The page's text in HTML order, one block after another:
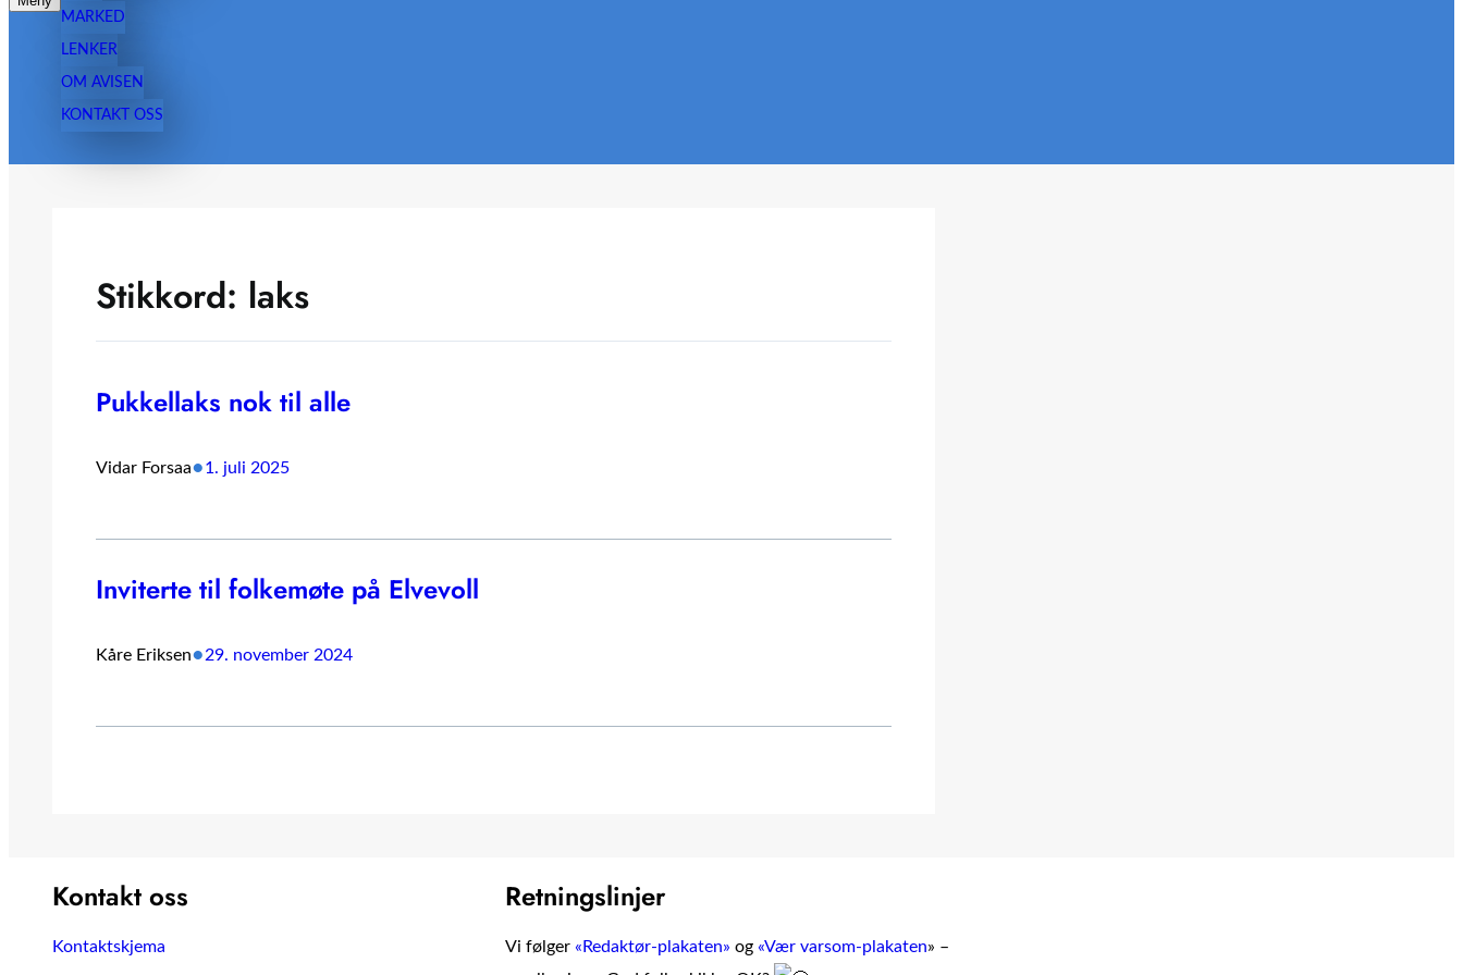
MARKED
LENKER
OM AVISEN
KONTAKT OSS
Stikkord: laks
Pukkellaks nok til alle
Vidar Forsaa•1. juli 2025
Inviterte til folkemøte på Elvevoll
Kåre Eriksen•29. november 2024
Kontakt oss
Kontaktskjema
Retningslinjer
Vi følger «Redaktør-plakaten» og «Vær varsom-plakaten» –